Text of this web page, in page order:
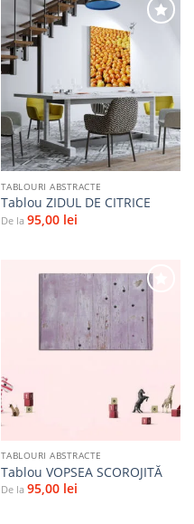
favorite
TABLOURI ABSTRACTE
Tablou ZIDUL DE CITRICE
De la 95,00 lei
Adaugă
la
TABLOURI ABSTRACTE
Tablou VOPSEA SCOROJITĂ
De la 95,00 lei